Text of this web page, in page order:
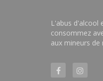
L'abus d'alcool
consommez
aux mineurs